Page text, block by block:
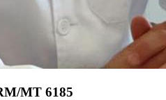
MT 6185